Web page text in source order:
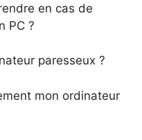
en cas de
PC ?
paresseux ?
mon ordinateur